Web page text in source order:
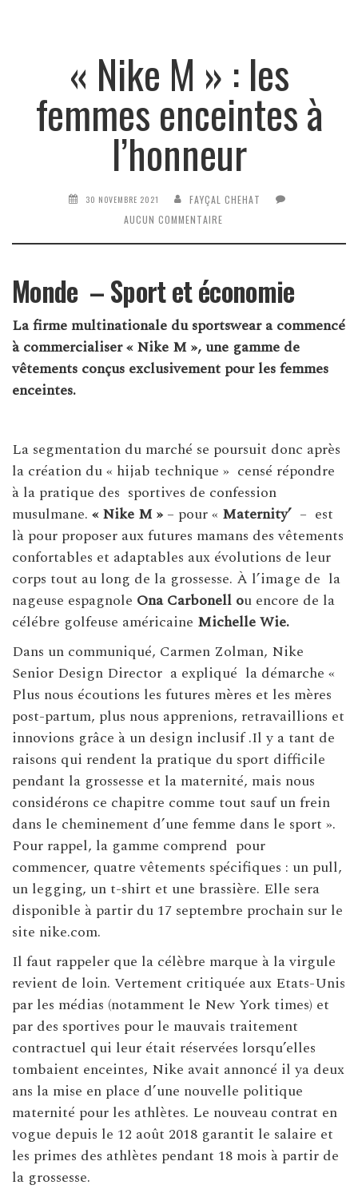
« Nike M » : les
femmes enceintes à
l’honneur
30 NOVEMBRE 2021
FAYÇAL CHEHAT
AUCUN COMMENTAIRE
Monde – Sport et économie
La firme multinationale du sportswear a commencé
à commercialiser « Nike M », une gamme de
vêtements conçus exclusivement pour les femmes
enceintes.
La segmentation du marché se poursuit donc après
la création du « hijab technique » censé répondre
à la pratique des sportives de confession
musulmane. « Nike M » – pour « Maternity’ – est
là pour proposer aux futures mamans des vêtements
confortables et adaptables aux évolutions de leur
corps tout au long de la grossesse. À l’image de la
nageuse espagnole Ona Carbonell ou encore de la
célébre golfeuse américaine Michelle Wie.
Dans un communiqué, Carmen Zolman, Nike
Senior Design Director a expliqué la démarche «
Plus nous écoutions les futures mères et les mères
post-partum, plus nous apprenions, retravaillions et
innovions grâce à un design inclusif .Il y a tant de
raisons qui rendent la pratique du sport difficile
pendant la grossesse et la maternité, mais nous
considérons ce chapitre comme tout sauf un frein
dans le cheminement d’une femme dans le sport ».
Pour rappel, la gamme comprend pour
commencer, quatre vêtements spécifiques : un pull,
un legging, un t-shirt et une brassière. Elle sera
disponible à partir du 17 septembre prochain sur le
site nike.com.
Il faut rappeler que la célèbre marque à la virgule
revient de loin. Vertement critiquée aux Etats-Unis
par les médias (notamment le New York times) et
par des sportives pour le mauvais traitement
contractuel qui leur était réservées lorsqu’elles
tombaient enceintes, Nike avait annoncé il ya deux
ans la mise en place d’une nouvelle politique
maternité pour les athlètes. Le nouveau contrat en
vogue depuis le 12 août 2018 garantit le salaire et
les primes des athlètes pendant 18 mois à partir de
la grossesse.